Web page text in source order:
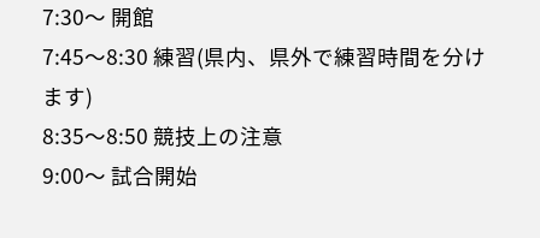
7:30～ 開館
7:45～8:30 練習(県内、県外で練習時間を分け
ます)
8:35～8:50 競技上の注意
9:00～ 試合開始